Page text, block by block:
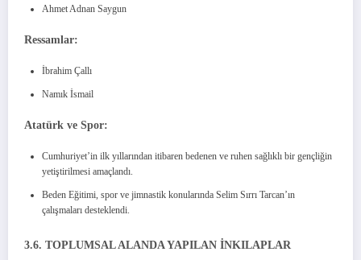
Ahmet Adnan Saygun
Ressamlar:
İbrahim Çallı
Namık İsmail
Atatürk ve Spor:
Cumhuriyet’in ilk yıllarından itibaren bedenen ve ruhen sağlıklı bir gençliğin
yetiştirilmesi amaçlandı.
Beden Eğitimi, spor ve jimnastik konularında Selim Sırrı Tarcan’ın
çalışmaları desteklendi.
3.6. TOPLUMSAL ALANDA YAPILAN İNKILAPLAR